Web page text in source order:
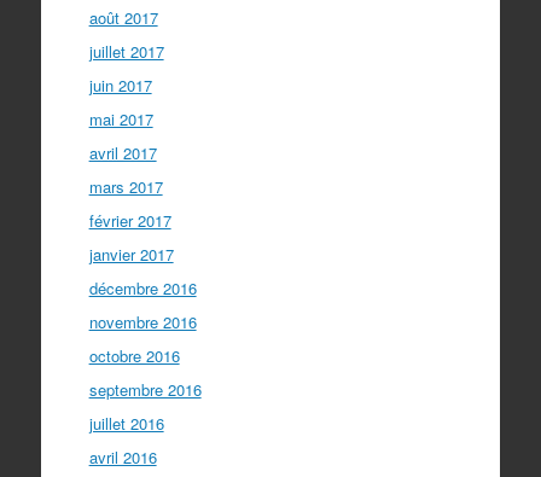
août 2017
juillet 2017
juin 2017
mai 2017
avril 2017
mars 2017
février 2017
janvier 2017
décembre 2016
novembre 2016
octobre 2016
septembre 2016
juillet 2016
avril 2016